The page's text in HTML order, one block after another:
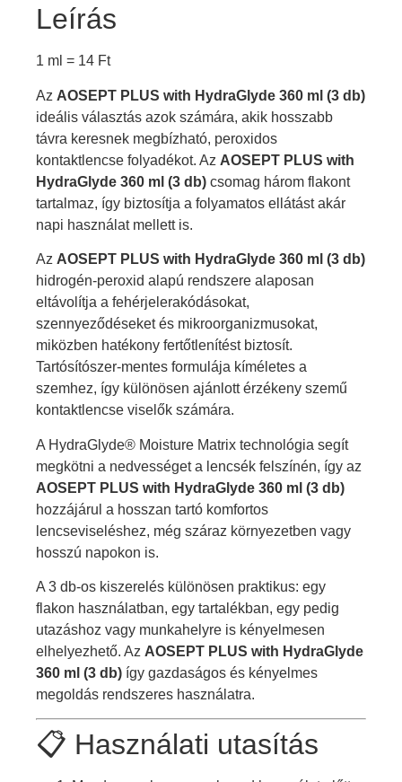
Leírás
1 ml = 14 Ft
Az AOSEPT PLUS with HydraGlyde 360 ml (3 db)
ideális választás azok számára, akik hosszabb
távra keresnek megbízható, peroxidos
kontaktlencse folyadékot. Az AOSEPT PLUS with
HydraGlyde 360 ml (3 db) csomag három flakont
tartalmaz, így biztosítja a folyamatos ellátást akár
napi használat mellett is.
Az AOSEPT PLUS with HydraGlyde 360 ml (3 db)
hidrogén-peroxid alapú rendszere alaposan
eltávolítja a fehérjelerakódásokat,
szennyeződéseket és mikroorganizmusokat,
miközben hatékony fertőtlenítést biztosít.
Tartósítószer-mentes formulája kíméletes a
szemhez, így különösen ajánlott érzékeny szemű
kontaktlencse viselők számára.
A HydraGlyde® Moisture Matrix technológia segít
megkötni a nedvességet a lencsék felszínén, így az
AOSEPT PLUS with HydraGlyde 360 ml (3 db)
hozzájárul a hosszan tartó komfortos
lencseviseléshez, még száraz környezetben vagy
hosszú napokon is.
A 3 db-os kiszerelés különösen praktikus: egy
flakon használatban, egy tartalékban, egy pedig
utazáshoz vagy munkahelyre is kényelmesen
elhelyezhető. Az AOSEPT PLUS with HydraGlyde
360 ml (3 db) így gazdaságos és kényelmes
megoldás rendszeres használatra.
📋 Használati utasítás